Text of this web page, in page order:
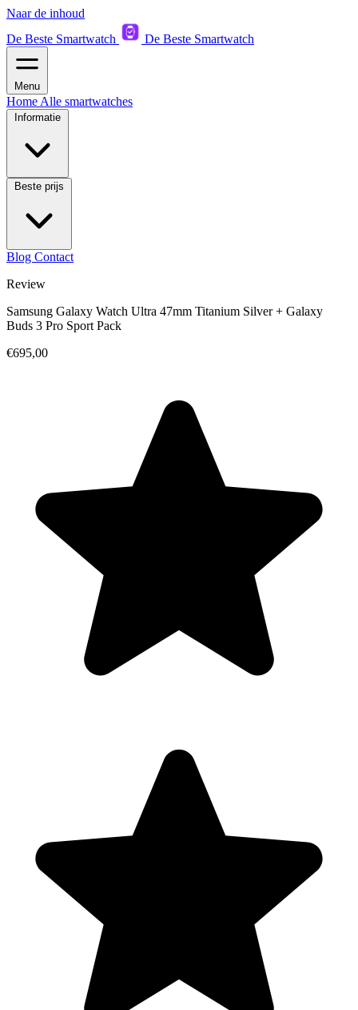
Naar de inhoud
De Beste Smartwatch
De Beste Smartwatch
Menu
Home Alle smartwatches
Informatie
Beste prijs
Blog Contact
Review
Samsung Galaxy Watch Ultra 47mm Titanium Silver + Galaxy
Buds 3 Pro Sport Pack
€695,00